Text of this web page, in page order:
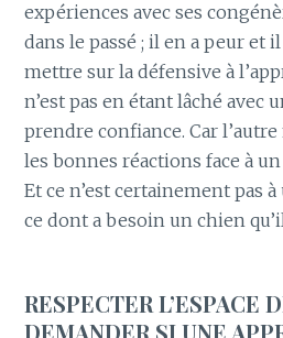
expériences avec ses
dans le passé ; il en a peur et
mettre sur la défensive à
n’est pas en étant lâché avec
prendre confiance. Car
les bonnes réactions face à
Et ce n’est certainement pas
ce dont a besoin un chien
RESPECTER L’ESPACE
DEMANDER SI UNE